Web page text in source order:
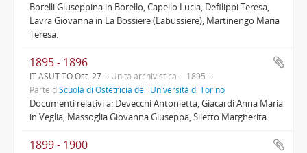
Borelli Giuseppina in Borello, Capello Lucia, Defilippi Teresa,
Lavra Giovanna in La Bossiere (Labussiere), Martinengo Maria
Teresa.
1895 - 1896
IT ASUT TO.Ost. 27 Unità archivistica
1895
Parte diScuola di Ostetricia dell'Università di Torino
Documenti relativi a: Devecchi Antonietta, Giacardi Anna Maria
in Veglia, Massoglia Giovanna Giuseppa, Siletto Margherita.
1899 - 1900